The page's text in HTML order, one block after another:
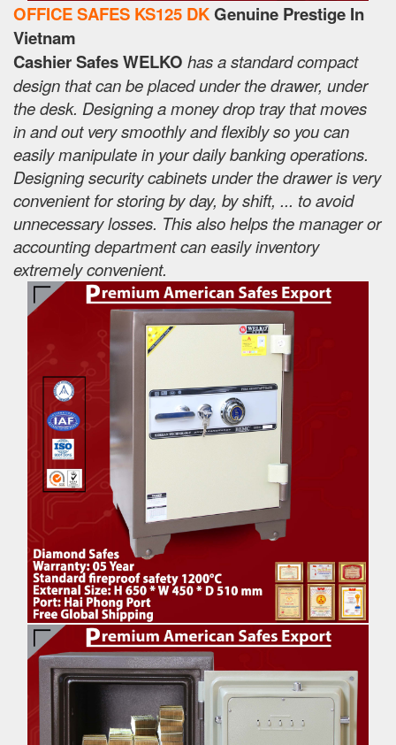
OFFICE SAFES KS125 DKGenuine Prestige In
Vietnam
Cashier Safes WELKO has a standard compact
design that can be placed under the drawer, under
the desk. Designing a money drop tray that moves
in and out very smoothly and flexibly so you can
easily manipulate in your daily banking operations.
Designing security cabinets under the drawer is very
convenient for storing by day, by shift, ... to avoid
unnecessary losses. This also helps the manager or
accounting department can easily inventory
extremely convenient.